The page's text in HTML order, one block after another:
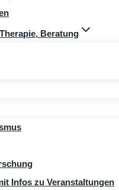
Beratung
Infos zu Veranstaltungen